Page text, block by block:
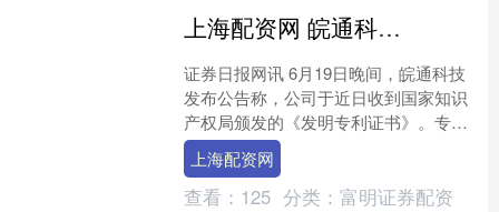
上海配资网 皖通科技：取得发明专利证书
证券日报网讯 6月19日晚间，皖通科技
发布公告称，公司于近日收到国家知识
产权局颁发的《发明专利证书》。专利
名称为“一种基于实时交通流的高速公路
车道管控方法及系统....
上海配资网
查看： 125 分类： 富明证券配资